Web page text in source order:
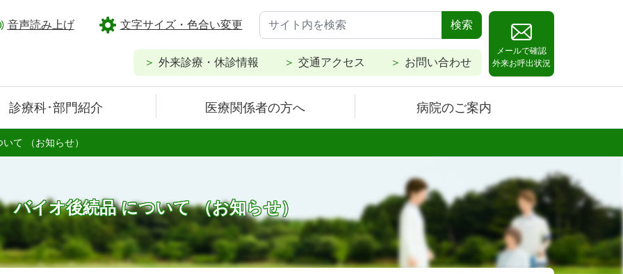
音声読み上げ 文字サイズ・色合い変更 検索
外来診療・休診情報 交通アクセス お問い合わせ
メールで確認
外来お呼出状況
診療科･部門紹介 医療関係者の方へ 病院のご案内
て （お知らせ）
バイオ後続品 について （お知らせ）